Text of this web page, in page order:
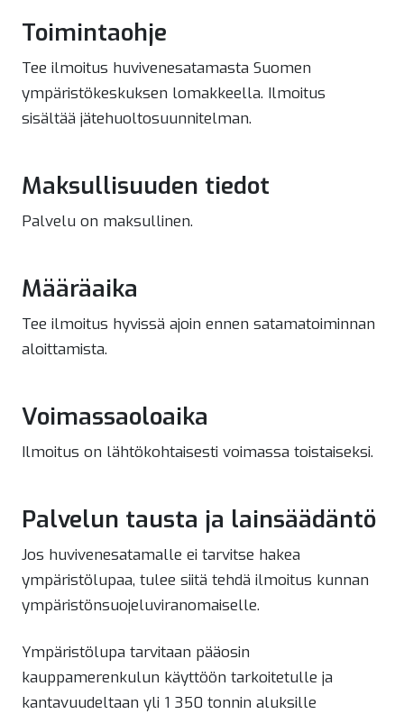
Toimintaohje
Tee ilmoitus huvivenesatamasta Suomen
ympäristökeskuksen lomakkeella. Ilmoitus
sisältää jätehuoltosuunnitelman.
Maksullisuuden tiedot
Palvelu on maksullinen.
Määräaika
Tee ilmoitus hyvissä ajoin ennen satamatoiminnan
aloittamista.
Voimassaoloaika
Ilmoitus on lähtökohtaisesti voimassa toistaiseksi.
Palvelun tausta ja lainsäädäntö
Jos huvivenesatamalle ei tarvitse hakea
ympäristölupaa, tulee siitä tehdä ilmoitus kunnan
ympäristönsuojeluviranomaiselle.
Ympäristölupa tarvitaan pääosin
kauppamerenkulun käyttöön tarkoitetulle ja
kantavuudeltaan yli 1 350 tonnin aluksille